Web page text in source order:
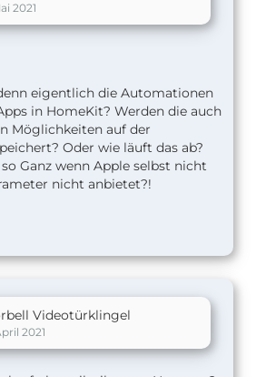
2021
eigentlich die Automationen
in HomeKit? Werden die auch
Möglichkeiten auf der
Oder wie läuft das ab?
Ganz wenn Apple selbst nicht
nicht anbietet?!
Videotürklingel
2021